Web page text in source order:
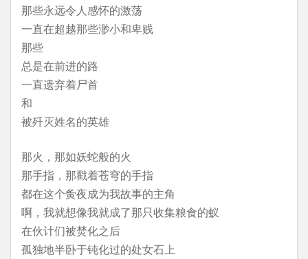
那些永远令人感怀的激荡
一直在超越那些渺小和卑贱
那些
总是在前进的路
一直遗弃着尸首
和
被歼灭姓名的英雄
那火，那如妖蛇般的火
那手指，那戳着苍穹的手指
都在这个夤夜成为我故事的主角
啊，我就想像我就成了那只收集粮食的蚁
在伙计们被焚化之后
孤独地半卧于钝化过的处女石上